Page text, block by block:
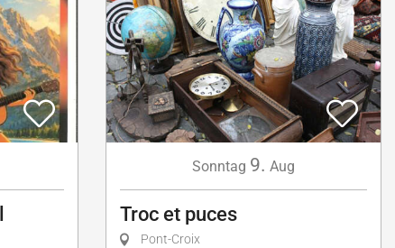
Sonntag 9. Aug
Troc et puces
Pont-Croix